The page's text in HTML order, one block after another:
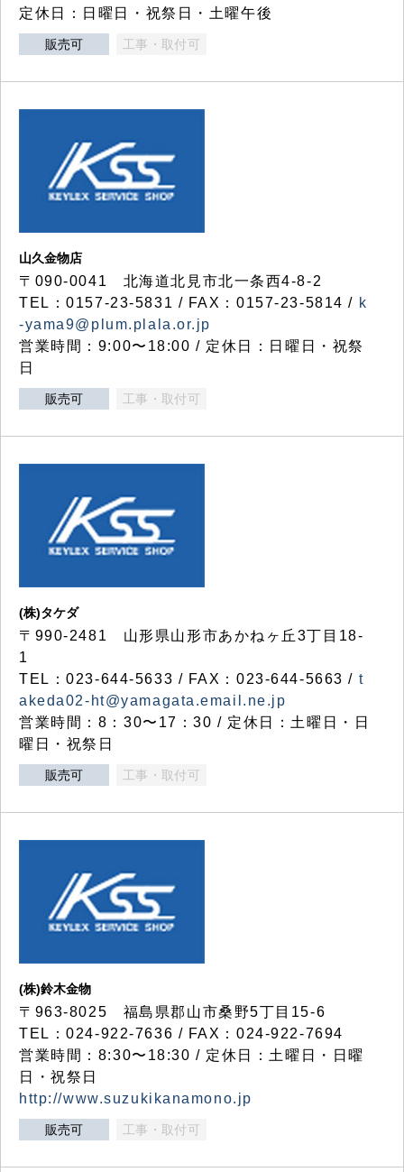
定休日：日曜日・祝祭日・土曜午後
販売可 工事・取付可
山久金物店
〒090-0041 北海道北見市北一条西4-8-2
TEL：0157-23-5831 / FAX：0157-23-5814 / k
-yama9@plum.plala.or.jp
営業時間：9:00〜18:00 / 定休日：日曜日・祝祭
日
販売可 工事・取付可
(株)タケダ
〒990-2481 山形県山形市あかねヶ丘3丁目18-
1
TEL：023-644-5633 / FAX：023-644-5663 / t
akeda02-ht@yamagata.email.ne.jp
営業時間：8：30〜17：30 / 定休日：土曜日・日
曜日・祝祭日
販売可 工事・取付可
(株)鈴木金物
〒963-8025 福島県郡山市桑野5丁目15-6
TEL：024-922-7636 / FAX：024-922-7694
営業時間：8:30〜18:30 / 定休日：土曜日・日曜
日・祝祭日
http://www.suzukikanamono.jp
販売可 工事・取付可